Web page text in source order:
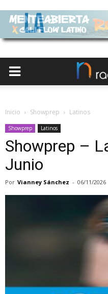
Inicio Showprep Latinos
Showprep Latinos
Showprep –
Junio
Por Vianney Sánchez - 06/11/2026